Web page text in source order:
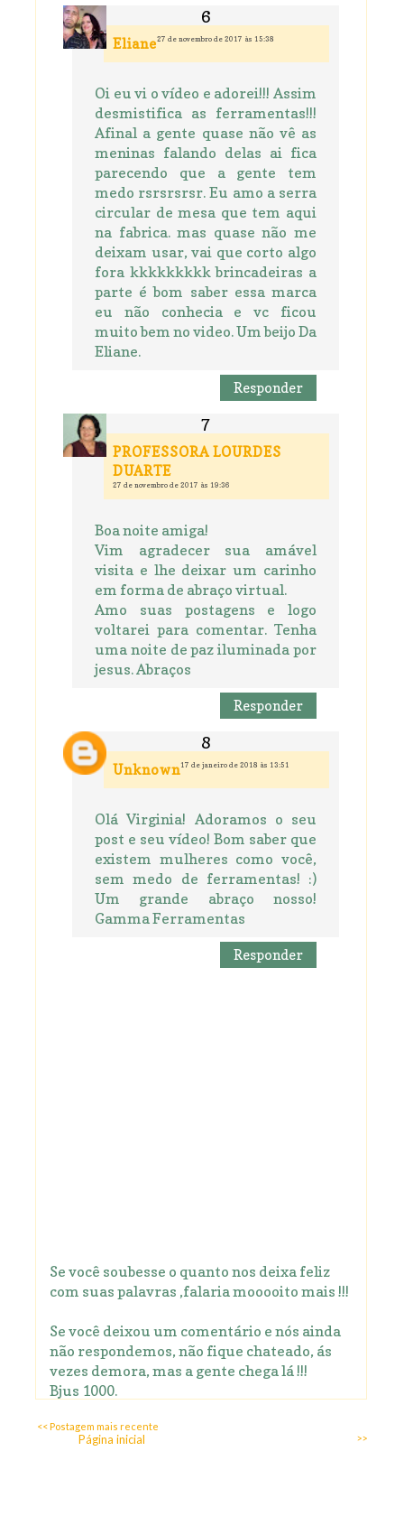
Eliane27 de novembro de 2017 às 15:38
Oi eu vi o vídeo e adorei!!! Assim
desmistifica as ferramentas!!!
Afinal a gente quase não vê as
meninas falando delas ai fica
parecendo que a gente tem
medo rsrsrsrsr. Eu amo a serra
circular de mesa que tem aqui
na fabrica. mas quase não me
deixam usar, vai que corto algo
fora kkkkkkkkk brincadeiras a
parte é bom saber essa marca
eu não conhecia e vc ficou
muito bem no video. Um beijo Da
Eliane.
Responder
PROFESSORA LOURDES
DUARTE
27 de novembro de 2017 às 19:36
Boa noite amiga!
Vim agradecer sua amável
visita e lhe deixar um carinho
em forma de abraço virtual.
Amo suas postagens e logo
voltarei para comentar. Tenha
uma noite de paz iluminada por
jesus. Abraços
Responder
Unknown17 de janeiro de 2018 às 13:51
Olá Virginia! Adoramos o seu
post e seu vídeo! Bom saber que
existem mulheres como você,
sem medo de ferramentas! :)
Um grande abraço nosso!
Gamma Ferramentas
Responder
Se você soubesse o quanto nos deixa feliz
com suas palavras ,falaria mooooito mais !!!
Se você deixou um comentário e nós ainda
não respondemos, não fique chateado, ás
vezes demora, mas a gente chega lá !!!
Bjus 1000.
<< Postagem mais recente
>>
Página inicial